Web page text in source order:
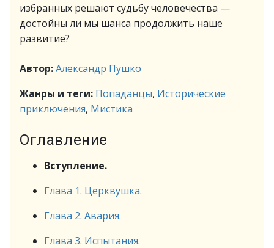
избранных решают судьбу человечества —
достойны ли мы шанса продолжить наше
развитие?
Автор:Александр Пушко
Жанры и теги: Попаданцы, Исторические
приключения, Мистика
Оглавление
Вступление.
Глава 1. Церквушка.
Глава 2. Авария.
Глава 3. Испытания.